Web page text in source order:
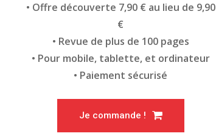
• Offre découverte 7,90 € au lieu de 9,90
€
• Revue de plus de 100 pages
• Pour mobile, tablette, et ordinateur
• Paiement sécurisé
Je commande !